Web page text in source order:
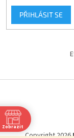
PŘIHLÁSIT SE
Copyright 2026
Zobrazit